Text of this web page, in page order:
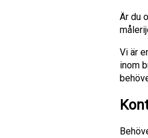
Är du
Vi är
inom